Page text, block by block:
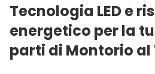
Tecnologia LED e
energetico per la
parti di Montorio al